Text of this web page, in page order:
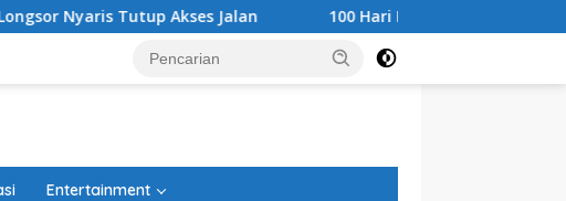
Tutup Akses Jalan 100 Hari Berlalu, Pengusutan Tragedi
Entertainment